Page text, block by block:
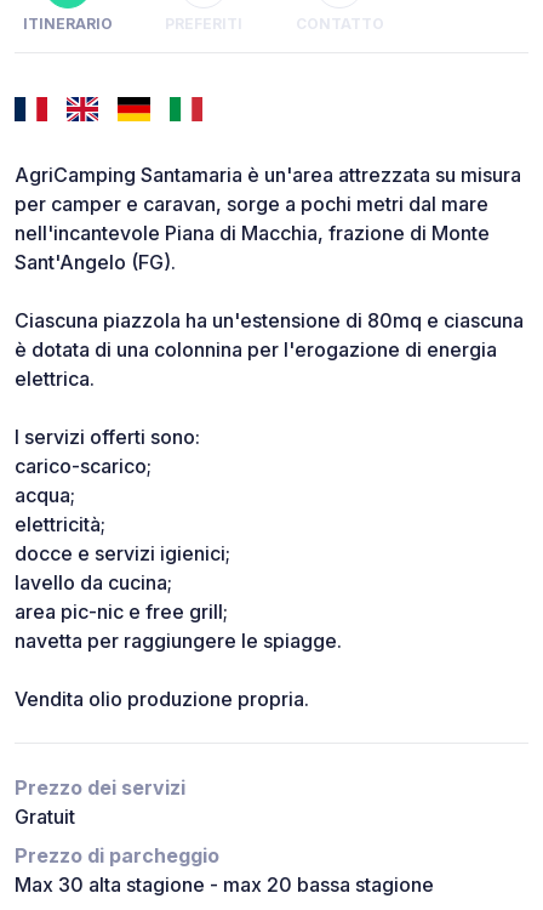
ITINERARIO PREFERITI CONTATTO
AgriCamping Santamaria è un'area attrezzata su misura
per camper e caravan, sorge a pochi metri dal mare
nell'incantevole Piana di Macchia, frazione di Monte
Sant'Angelo (FG).
Ciascuna piazzola ha un'estensione di 80mq e ciascuna
è dotata di una colonnina per l'erogazione di energia
elettrica.
I servizi offerti sono:
carico-scarico;
acqua;
elettricità;
docce e servizi igienici;
lavello da cucina;
area pic-nic e free grill;
navetta per raggiungere le spiagge.
Vendita olio produzione propria.
Prezzo dei servizi
Gratuit
Prezzo di parcheggio
Max 30 alta stagione - max 20 bassa stagione